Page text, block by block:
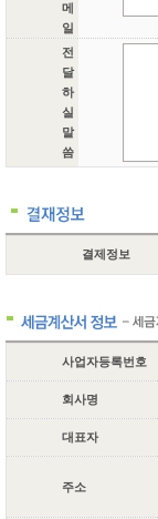
메
일
전
달
하
실
말
씀
결제정보
사업자등록번호
회사명
대표자
주소